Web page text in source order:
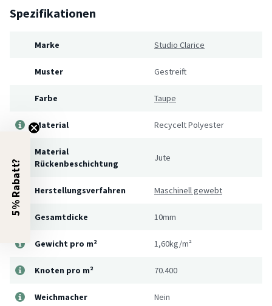
Spezifikationen
Marke Studio Clarice
Muster Gestreift
Farbe Taupe
Material Recycelt Polyester
Material
Rückenbeschichtung
Jute
Herstellungsverfahren Maschinell gewebt
Gesamtdicke 10mm
Gewicht pro m² 1,60kg/m²
Knoten pro m² 70.400
Weichmacher Nein
5% Rabatt?